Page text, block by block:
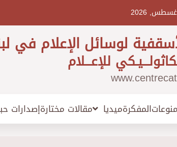
لوسائل الإعلام في
للإعـــلام
منوعاتالمفكرةميديا مقالات مختارةإصدارات